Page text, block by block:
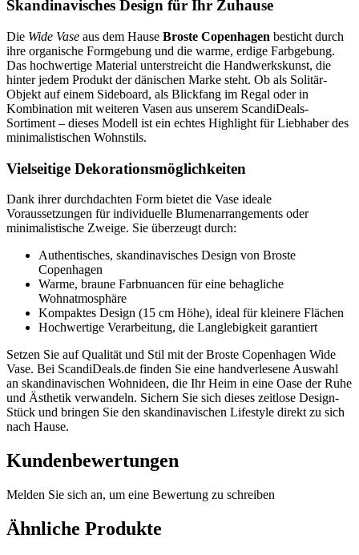
Skandinavisches Design für Ihr Zuhause
Die Wide Vase aus dem Hause Broste Copenhagen besticht durch
ihre organische Formgebung und die warme, erdige Farbgebung.
Das hochwertige Material unterstreicht die Handwerkskunst, die
hinter jedem Produkt der dänischen Marke steht. Ob als Solitär-
Objekt auf einem Sideboard, als Blickfang im Regal oder in
Kombination mit weiteren Vasen aus unserem ScandiDeals-
Sortiment – dieses Modell ist ein echtes Highlight für Liebhaber des
minimalistischen Wohnstils.
Vielseitige Dekorationsmöglichkeiten
Dank ihrer durchdachten Form bietet die Vase ideale
Voraussetzungen für individuelle Blumenarrangements oder
minimalistische Zweige. Sie überzeugt durch:
Authentisches, skandinavisches Design von Broste
Copenhagen
Warme, braune Farbnuancen für eine behagliche
Wohnatmosphäre
Kompaktes Design (15 cm Höhe), ideal für kleinere Flächen
Hochwertige Verarbeitung, die Langlebigkeit garantiert
Setzen Sie auf Qualität und Stil mit der Broste Copenhagen Wide
Vase. Bei ScandiDeals.de finden Sie eine handverlesene Auswahl
an skandinavischen Wohnideen, die Ihr Heim in eine Oase der Ruhe
und Ästhetik verwandeln. Sichern Sie sich dieses zeitlose Design-
Stück und bringen Sie den skandinavischen Lifestyle direkt zu sich
nach Hause.
Kundenbewertungen
Melden Sie sich an, um eine Bewertung zu schreiben
Ähnliche Produkte